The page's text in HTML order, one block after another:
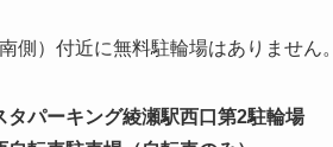
側）付近に無料駐輪場はありません。
タパーキング綾瀬駅西口第2駐輪場